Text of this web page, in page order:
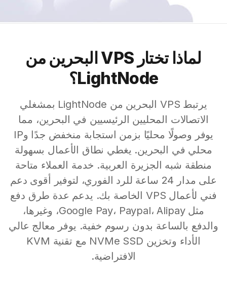
لماذا تختار VPS البحرين من
LightNode؟
يرتبط VPS البحرين من LightNode بمشغلي
الاتصالات المحليين الرئيسيين في البحرين، مما
يوفر وصولًا محليًا بزمن استجابة منخفض جدًا وIP
محلي في البحرين. يغطي نطاق الأعمال بسهولة
منطقة شبه الجزيرة العربية. خدمة العملاء متاحة
على مدار 24 ساعة للرد الفوري، لتوفير أقوى دعم
فني لأعمال VPS الخاصة بك. يدعم عدة طرق دفع
مثل Google Pay، Paypal، Alipay، وغيرها،
والدفع بالساعة بدون رسوم خفية. يوفر معالج عالي
الأداء وتخزين NVMe SSD مع تقنية KVM
الافتراضية.